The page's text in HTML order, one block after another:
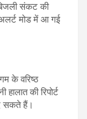
संकट की
मोड में आ गई
के वरिष्ठ
की रिपोर्ट
सकते हैं।